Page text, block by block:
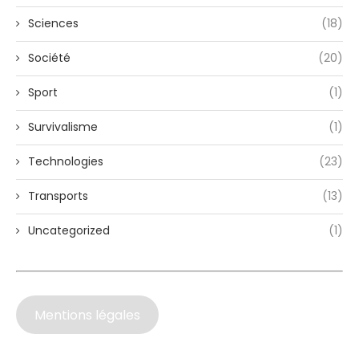
Sciences (18)
Société (20)
Sport (1)
Survivalisme (1)
Technologies (23)
Transports (13)
Uncategorized (1)
Mentions légales